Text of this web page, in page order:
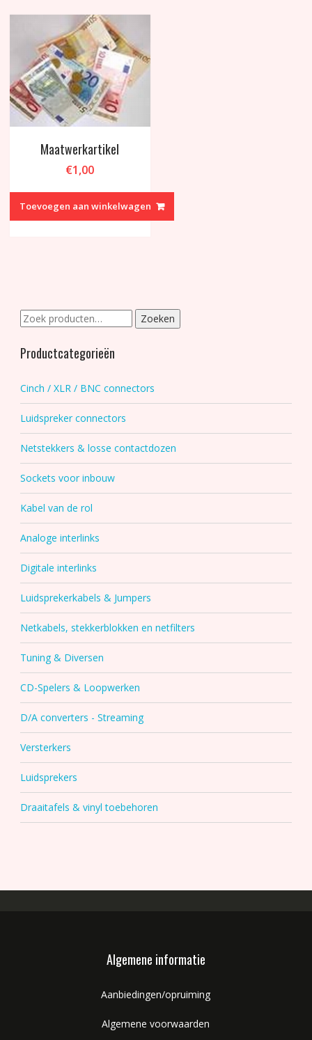
Maatwerkartikel
€1,00
Toevoegen aan winkelwagen
Zoeken
naar:
Zoeken
Productcategorieën
Cinch / XLR / BNC connectors
Luidspreker connectors
Netstekkers & losse contactdozen
Sockets voor inbouw
Kabel van de rol
Analoge interlinks
Digitale interlinks
Luidsprekerkabels & Jumpers
Netkabels, stekkerblokken en netfilters
Tuning & Diversen
CD-Spelers & Loopwerken
D/A converters - Streaming
Versterkers
Luidsprekers
Draaitafels & vinyl toebehoren
Algemene informatie
Aanbiedingen/opruiming
Algemene voorwaarden